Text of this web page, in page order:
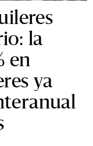
la
en
ya